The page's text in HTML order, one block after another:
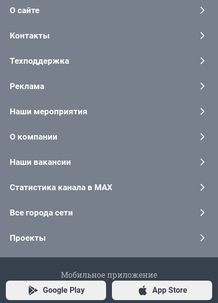
О сайте
Контакты
Техподдержка
Реклама
Наши мероприятия
О компании
Наши вакансии
Статистика канала в MAX
Все города сети
Проекты
Мобильное приложение
Google Play App Store